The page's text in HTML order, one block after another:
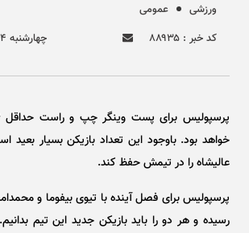
ورزشی
عمومی
کد خبر : ۸۸۹۳۵
خواهد بود. باوجود این تعداد بازیکن بسیار بعید
عالیشاه را در تیمش حفظ کند.
پرسپولیس برای فصل آینده با تیوی بیفوما و
رسیده و هر دو را باید بازیکن جدید این تیم